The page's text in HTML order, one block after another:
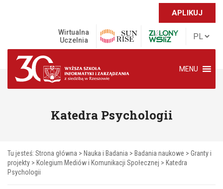
APLIKUJ
Wirtualna
Uczelnia
MENU
Katedra Psychologii
Tu jesteś: Strona główna > Nauka i Badania > Badania naukowe > Granty i
projekty > Kolegium Mediów i Komunikacji Społecznej > Katedra
Psychologii